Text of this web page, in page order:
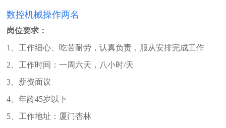
数控机械操作两名
岗位要求：
1、工作细心、吃苦耐劳，认真负责，服从安排完成工作
2、工作时间：一周六天，八小时/天
3、薪资面议
4、年龄45岁以下
5、工作地址：厦门杏林